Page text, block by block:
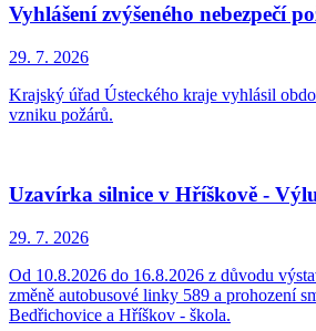
Vyhlášení zvýšeného nebezpečí
29. 7. 2026
Krajský úřad Ústeckého kraje vyhlásil
vzniku požárů.
Uzavírka silnice v Hříškově -
29. 7. 2026
Od 10.8.2026 do 16.8.2026 z důvodu
změně autobusové linky 589 a prohození
Bedřichovice a Hříškov - škola.